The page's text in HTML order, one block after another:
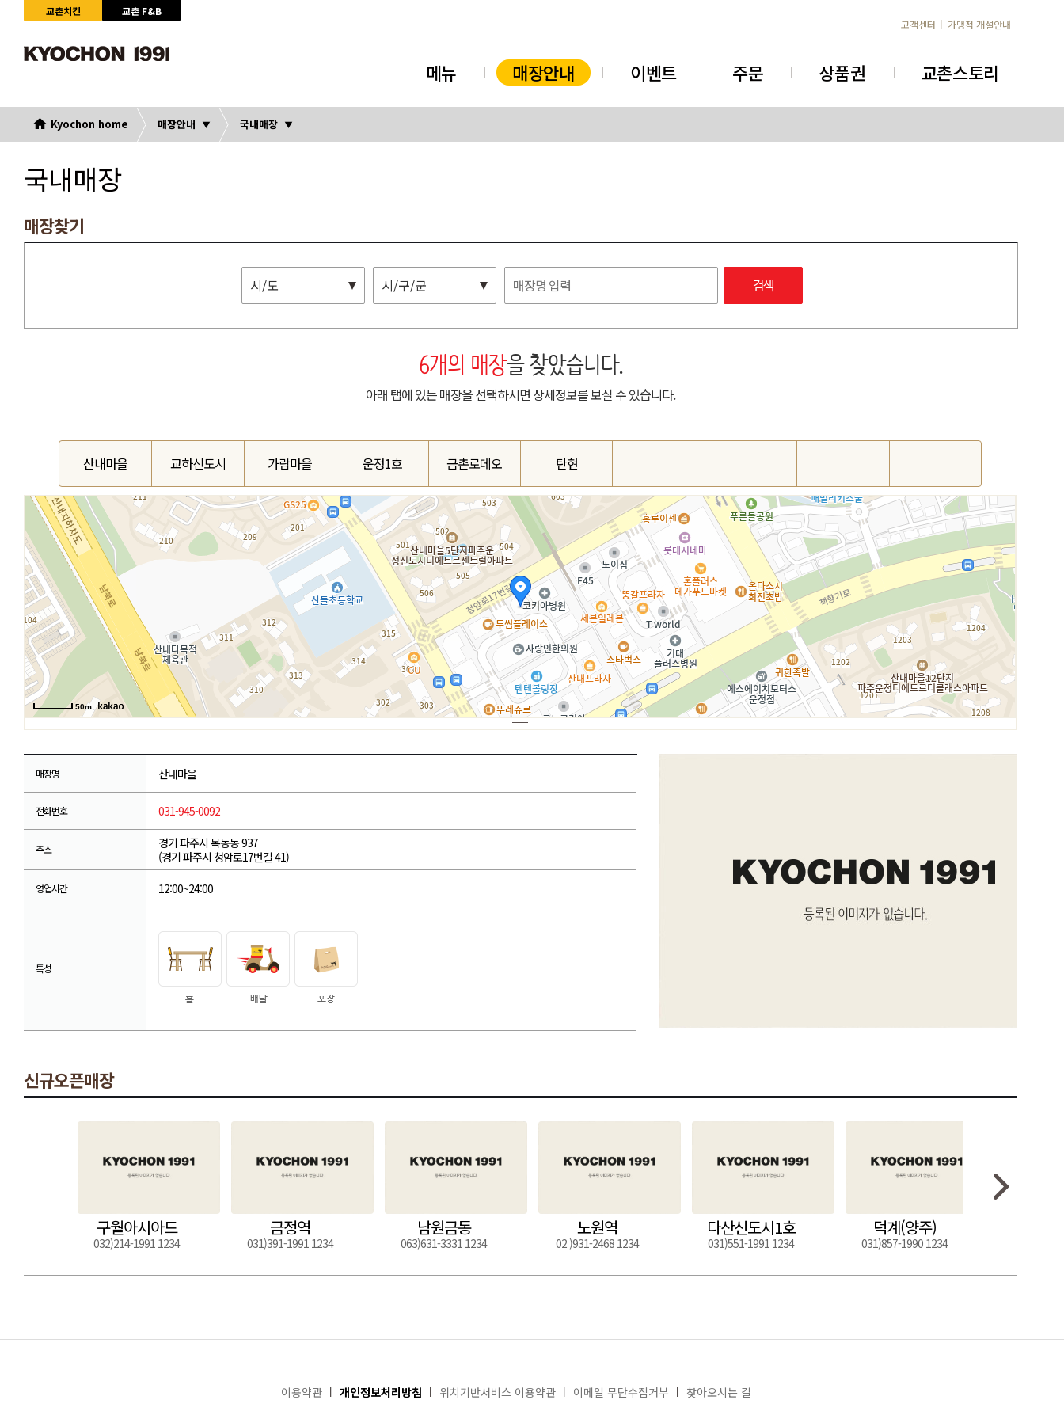
교촌치킨
교촌 F&B
고객센터
가맹점 개설안내
메뉴 매장안내 이벤트 주문 상품권 교촌스토리
Kyochon home 매장안내 국내매장
국내매장
매장찾기
시/도 시/구/군 검색
6개의 매장을 찾았습니다.
아래 탭에 있는 매장을 선택하시면 상세정보를 보실 수 있습니다.
산내마을 교하신도시 가람마을 운정1호 금촌로데오 탄현
50m
매장명 산내마을
전화번호 031-945-0092
주소
경기 파주시 목동동 937
(경기 파주시 청암로17번길 41)
영업시간 12:00~24:00
특성
신규오픈매장
구월아시아드
032)214-1991 1234
금정역
031)391-1991 1234
남원금동
063)631-3331 1234
노원역
02 )931-2468 1234
다산신도시1호
031)551-1991 1234
덕계(양주)
031)857-1990 1234
이용약관 개인정보처리방침 위치기반서비스 이용약관 이메일 무단수집거부 찾아오시는 길